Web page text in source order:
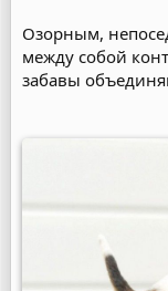
Озорным,
между собой
забавы